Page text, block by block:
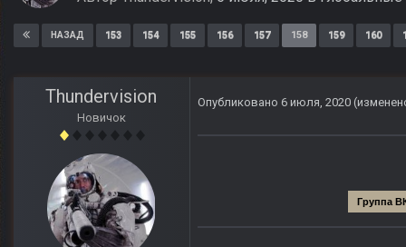
НАЗАД 153 154 155 156 157 158 159 160
Thundervision
Новичок
Опубликовано 6 июля, 2020
Группа